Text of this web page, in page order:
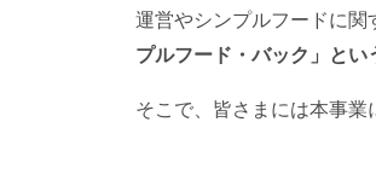
運営やシンプルフードに関
プルフード・バック」と
そこで、皆さまには本事業